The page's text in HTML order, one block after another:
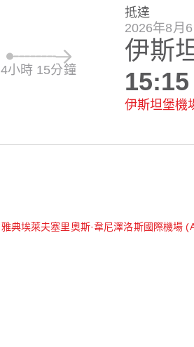
4小時 15分鐘
抵達
2026年8月
伊斯
15:15
伊斯坦堡機
雅典埃萊夫塞里奧斯·韋尼澤洛斯國際機場